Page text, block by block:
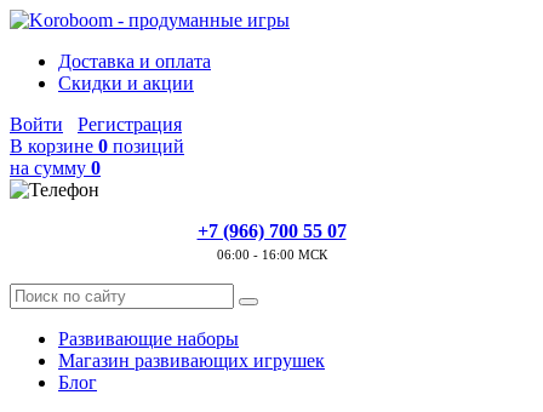
Доставка и оплата
Скидки и акции
Войти
Регистрация
В корзине 0 позиций
на сумму 0
+7 (966) 700 55 07
06:00 - 16:00 МСК
Развивающие наборы
Магазин развивающих игрушек
Блог